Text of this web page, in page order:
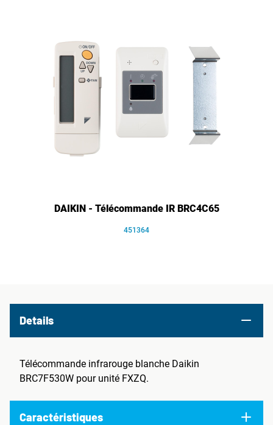
DAIKIN - Télécommande IR BRC4C65
451364
Details
Télécommande infrarouge blanche Daikin
BRC7F530W pour unité FXZQ.
Caractéristiques